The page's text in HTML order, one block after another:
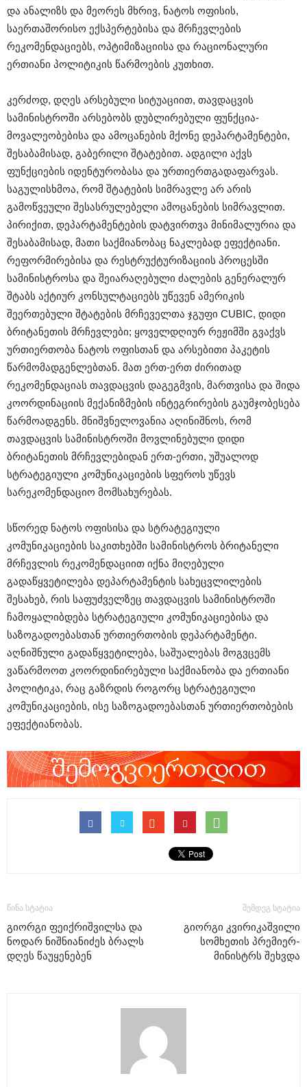
და ანალიზს და მეორეს მხრივ, ნატოს ოფისის,
საერთაშორისო ექსპერტებისა და მრჩევლების
რეკომენდაციებს, ოპტიმიზაციისა და რაციონალური
ერთიანი პოლიტიკის წარმოების კუთხით.
კერძოდ, დღეს არსებული სიტუაციით, თავდაცვის
სამინისტროში არსებობს დუბლირებული ფუნქცია-
მოვალეობებისა და ამოცანების მქონე დეპარტამენტები,
შესაბამისად, გაბერილი შტატებით. ადგილი აქვს
ფუნქციების იდენტურობასა და ურთიერთგადაფარვას.
საგულისხმოა, რომ შტატების სიმრავლე არ არის
გამოწვეული შესასრულებელი ამოცანების სიმრავლით.
პირიქით, დეპარტამენტების დატვირთვა მინიმალურია და
შესაბამისად, მათი საქმიანობაც ნაკლებად ეფექტიანი.
რეფორმირებისა და რესტრუქტურიზაციის პროცესში
სამინისტროსა და შეიარაღებული ძალების გენერალურ
შტაბს აქტიურ კონსულტაციებს უწევენ ამერიკის
შეერთებული შტატების მრჩეველთა ჯგუფი CUBIC, დიდი
ბრიტანეთის მრჩევლები; ყოველდღიურ რეჟიმში გვაქვს
ურთიერთობა ნატოს ოფისთან და არსებითი პაკეტის
წარმომადგენლებთან. მათ ერთ-ერთ ძირითად
რეკომენდაციას თავდაცვის დაგეგმვის, მართვისა და შიდა
კოორდინაციის მექანიზმების ინტეგრირების გაუმჯობესება
წარმოადგენს. მნიშვნელოვანია აღინიშნოს, რომ
თავდაცვის სამინისტროში მოვლინებული დიდი
ბრიტანეთის მრჩევლებიდან ერთ-ერთი, უშუალოდ
სტრატეგიული კომუნიკაციების სფეროს უწევს
სარეკომენდაციო მომსახურებას.
სწორედ ნატოს ოფისისა და სტრატეგიული
კომუნიკაციების საკითხებში სამინისტროს ბრიტანელი
მრჩევლის რეკომენდაციით იქნა მიღებული
გადაწყვეტილება დეპარტამენტის სახეცვლილების
შესახებ, რის საფუძველზეც თავდაცვის სამინისტროში
ჩამოყალიბდება სტრატეგიული კომუნიკაციებისა და
საზოგადოებასთან ურთიერთობის დეპარტამენტი.
აღნიშნული გადაწყვეტილება, საშუალებას მოგვცემს
ვაწარმოოთ კოორდინირებული საქმიანობა და ერთიანი
პოლიტიკა, რაც გაზრდის როგორც სტრატეგიული
კომუნიკაციების, ისე საზოგადოებასთან ურთიერთობების
ეფექტიანობას.
წინა სტატია
გიორგი ფეიქრიშვილსა და
ნოდარ ნიშნიანიძეს ბრალს
დღეს წაუყენებენ
შემდეგ სტატია
გიორგი კვირიკაშვილი
სომხეთის პრემიერ-
მინისტრს შეხვდა